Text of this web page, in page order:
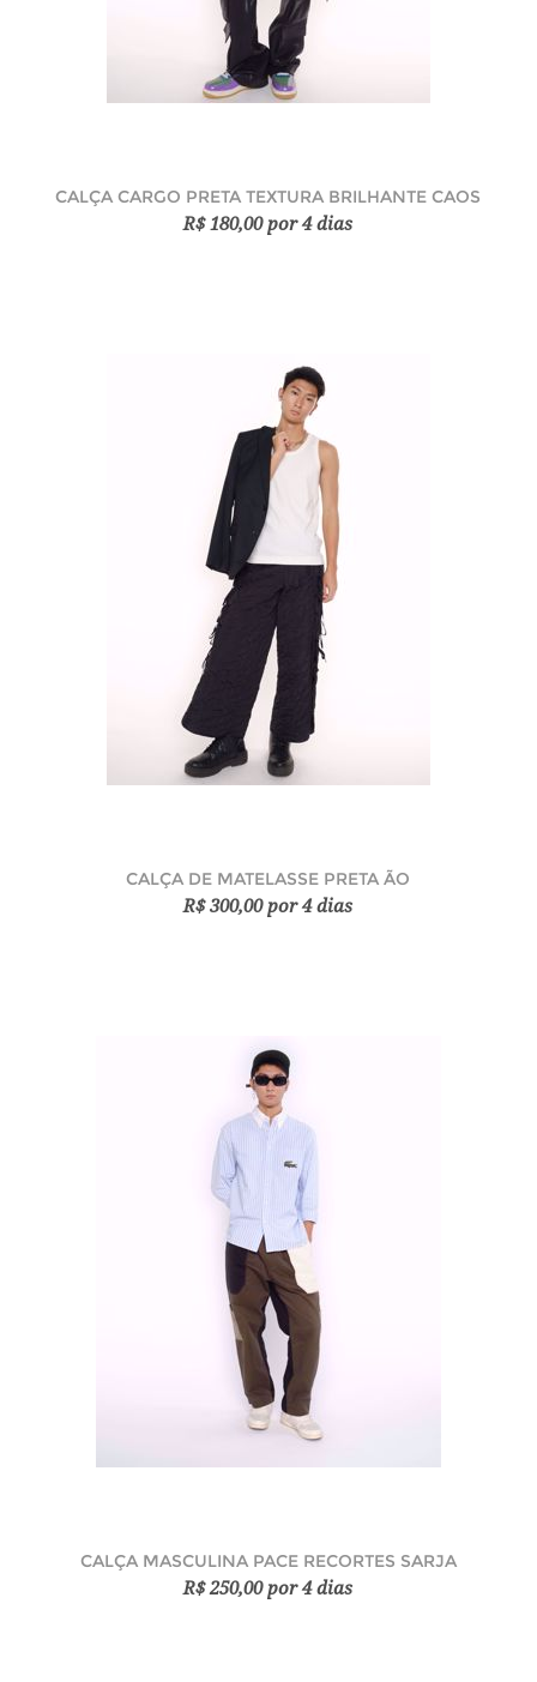
CALÇA CARGO PRETA TEXTURA BRILHANTE CAOS
R$ 180,00 por 4 dias
CALÇA DE MATELASSE PRETA ÃO
R$ 300,00 por 4 dias
CALÇA MASCULINA PACE RECORTES SARJA
R$ 250,00 por 4 dias